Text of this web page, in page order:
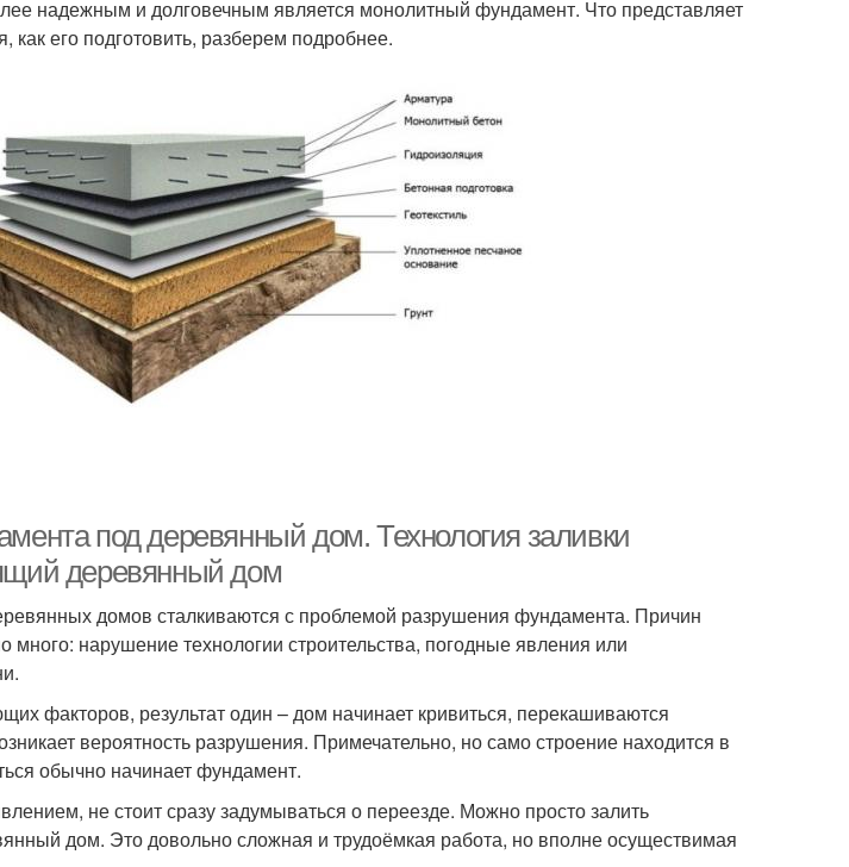
надежным и долговечным является монолитный фундамент. Что представляет
его подготовить, разберем подробнее.
под деревянный дом. Технология заливки
деревянный дом
домов сталкиваются с проблемой разрушения фундамента. Причин
много: нарушение технологии строительства, погодные явления или
факторов, результат один – дом начинает кривиться, перекашиваются
вероятность разрушения. Примечательно, но само строение находится в
обычно начинает фундамент.
не стоит сразу задумываться о переезде. Можно просто залить
дом. Это довольно сложная и трудоёмкая работа, но вполне осуществимая